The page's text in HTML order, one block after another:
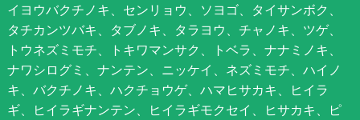
イヨウバクチノキ、センリョウ、ソヨゴ、タイサンボク、
タチカンツバキ、タブノキ、タラヨウ、チャノキ、ツゲ、
トウネズミモチ、トキワマンサク、トベラ、ナナミノキ、
ナワシログミ、ナンテン、ニッケイ、ネズミモチ、ハイノ
キ、バクチノキ、ハクチョウゲ、ハマヒサカキ、ヒイラ
ギ、ヒイラギナンテン、ヒイラギモクセイ、ヒサカキ、ピ